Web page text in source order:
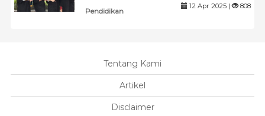
Pendidikan
12 Apr 2025 | 808
Tentang Kami
Artikel
Disclaimer